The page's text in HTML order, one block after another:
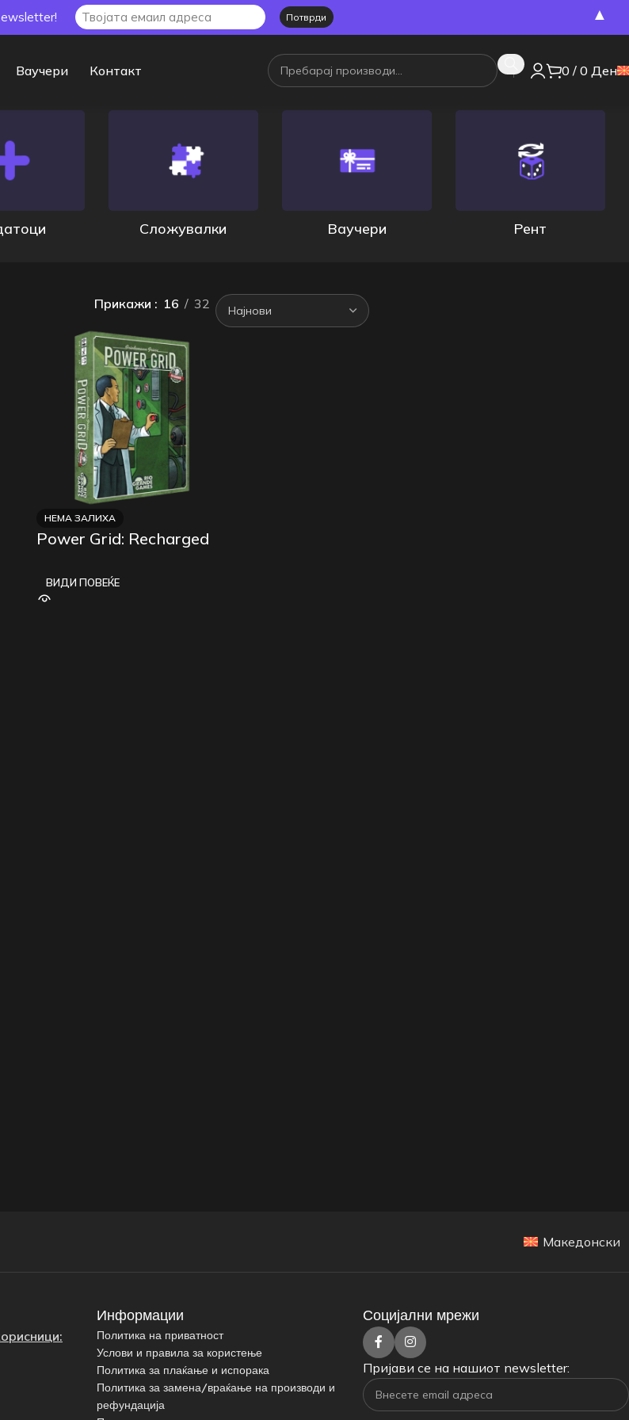
Ваучери Контакт 0 / 0 Ден
Сложувалки Ваучери Рент
Прикажи 16 32
НЕМА ЗАЛИХА
Power Grid: Recharged
ВИДИ ПОВЕЌЕ
Македонски
Информации
Политика на приватност
Услови и правила за користење
Политика за плаќање и испорака
Политика за замена/враќање на производи и
рефундација
Социјални мрежи
Пријави се на нашиот newsletter:
▲